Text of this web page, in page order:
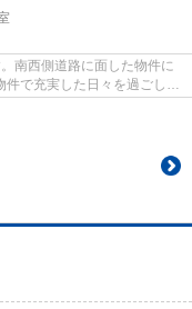
南西側道路に面した物件に
件で充実した日々を過ごしま